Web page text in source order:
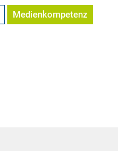
Medienkompetenz